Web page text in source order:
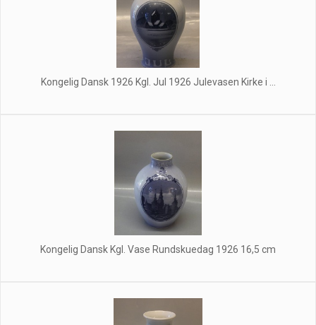
Kongelig Dansk 1926 Kgl. Jul 1926 Julevasen Kirke i ...
Kongelig Dansk Kgl. Vase Rundskuedag 1926 16,5 cm